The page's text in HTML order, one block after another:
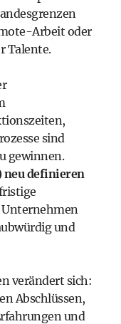
Arbeit oder
Talente.
sind
gewinnen.
neu definieren
Unternehmen
und
verändert sich:
Abschlüssen,
und